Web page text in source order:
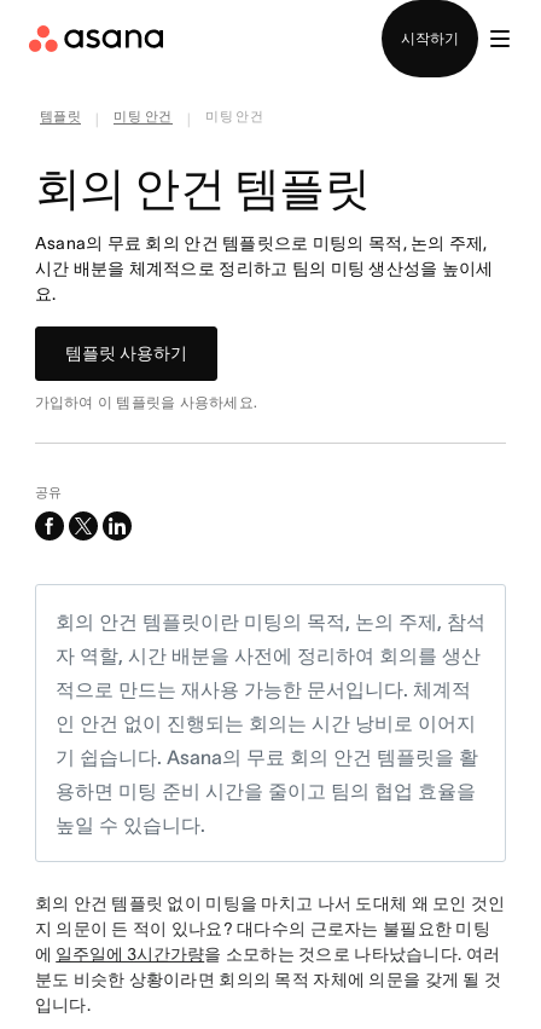
시작하기
템플릿 미팅 안건 미팅 안건
회의 안건 템플릿
Asana의 무료 회의 안건 템플릿으로 미팅의 목적, 논의 주제,
시간 배분을 체계적으로 정리하고 팀의 미팅 생산성을 높이세
요.
템플릿 사용하기
가입하여 이 템플릿을 사용하세요.
공유
facebook
x-
linkedin
회의 안건 템플릿이란 미팅의 목적, 논의 주제, 참석
자 역할, 시간 배분을 사전에 정리하여 회의를 생산
적으로 만드는 재사용 가능한 문서입니다. 체계적
인 안건 없이 진행되는 회의는 시간 낭비로 이어지
기 쉽습니다. Asana의 무료 회의 안건 템플릿을 활
용하면 미팅 준비 시간을 줄이고 팀의 협업 효율을
높일 수 있습니다.
회의 안건 템플릿 없이 미팅을 마치고 나서 도대체 왜 모인 것인
지 의문이 든 적이 있나요? 대다수의 근로자는 불필요한 미팅
에 일주일에 3시간가량을 소모하는 것으로 나타났습니다. 여러
분도 비슷한 상황이라면 회의의 목적 자체에 의문을 갖게 될 것
입니다.